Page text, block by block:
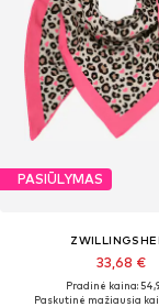
PASIŪLYMAS
33,68 €
Pradinė kaina:
Paskutinė mažiausia